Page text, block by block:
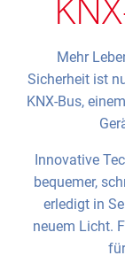
Mehr
Sicherheit ist
KNX-Bus,
Innovative
bequemer,
erledigt in
neuem Licht.